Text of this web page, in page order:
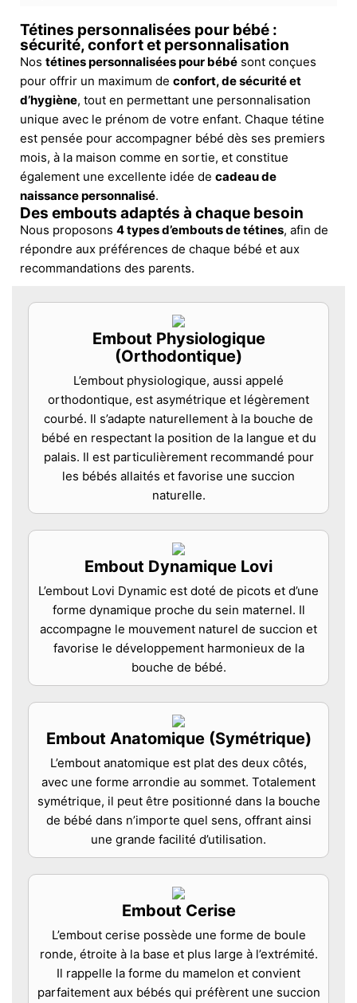
Tétines personnalisées pour bébé :
sécurité, confort et personnalisation
Nos tétines personnalisées pour bébé sont conçues
pour offrir un maximum de confort, de sécurité et
d’hygiène, tout en permettant une personnalisation
unique avec le prénom de votre enfant. Chaque tétine
est pensée pour accompagner bébé dès ses premiers
mois, à la maison comme en sortie, et constitue
également une excellente idée de cadeau de
naissance personnalisé.
Des embouts adaptés à chaque besoin
Nous proposons 4 types d’embouts de tétines, afin de
répondre aux préférences de chaque bébé et aux
recommandations des parents.
Embout Physiologique
(Orthodontique)
L’embout physiologique, aussi appelé
orthodontique, est asymétrique et légèrement
courbé. Il s’adapte naturellement à la bouche de
bébé en respectant la position de la langue et du
palais. Il est particulièrement recommandé pour
les bébés allaités et favorise une succion
naturelle.
Embout Dynamique Lovi
L’embout Lovi Dynamic est doté de picots et d’une
forme dynamique proche du sein maternel. Il
accompagne le mouvement naturel de succion et
favorise le développement harmonieux de la
bouche de bébé.
Embout Anatomique (Symétrique)
L’embout anatomique est plat des deux côtés,
avec une forme arrondie au sommet. Totalement
symétrique, il peut être positionné dans la bouche
de bébé dans n’importe quel sens, offrant ainsi
une grande facilité d’utilisation.
Embout Cerise
L’embout cerise possède une forme de boule
ronde, étroite à la base et plus large à l’extrémité.
Il rappelle la forme du mamelon et convient
parfaitement aux bébés qui préfèrent une succion